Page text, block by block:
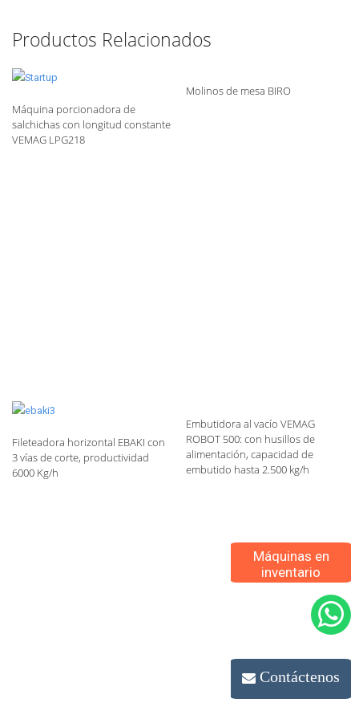
Contáctenos
Máquinas en
inventario
Productos Relacionados
Máquina porcionadora de
salchichas con longitud constante
VEMAG LPG218
Molinos de mesa BIRO
Fileteadora horizontal EBAKI con
3 vías de corte, productividad
6000 Kg/h
Embutidora al vacío VEMAG
ROBOT 500: con husillos de
alimentación, capacidad de
embutido hasta 2.500 kg/h